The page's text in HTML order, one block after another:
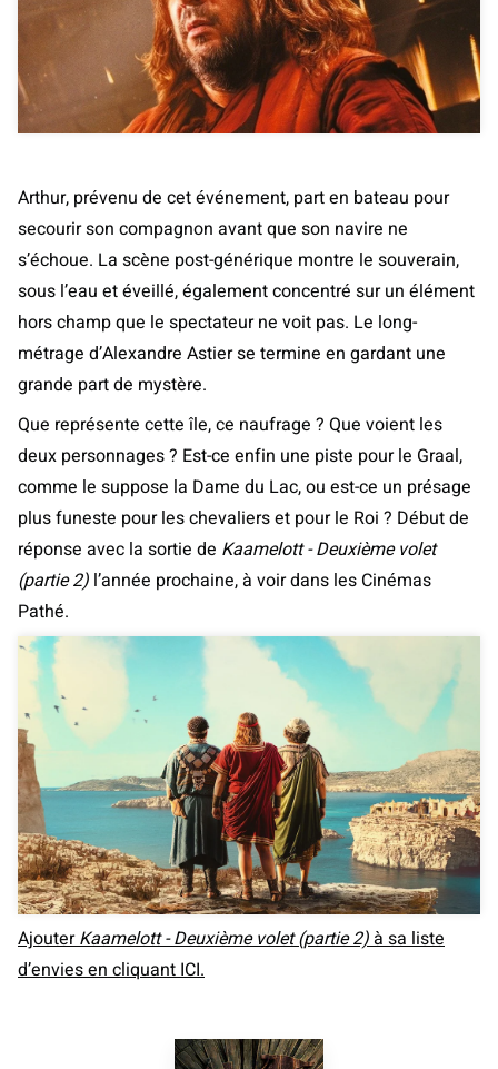
Arthur, prévenu de cet événement, part en bateau pour
secourir son compagnon avant que son navire ne
s’échoue. La scène post-générique montre le souverain,
sous l’eau et éveillé, également concentré sur un élément
hors champ que le spectateur ne voit pas. Le long-
métrage d’Alexandre Astier se termine en gardant une
grande part de mystère.
Que représente cette île, ce naufrage ? Que voient les
deux personnages ? Est-ce enfin une piste pour le Graal,
comme le suppose la Dame du Lac, ou est-ce un présage
plus funeste pour les chevaliers et pour le Roi ? Début de
réponse avec la sortie de Kaamelott - Deuxième volet
(partie 2) l’année prochaine, à voir dans les Cinémas
Pathé.
AjouterKaamelott - Deuxième volet (partie 2)à sa liste
d’envies en cliquant ICI.